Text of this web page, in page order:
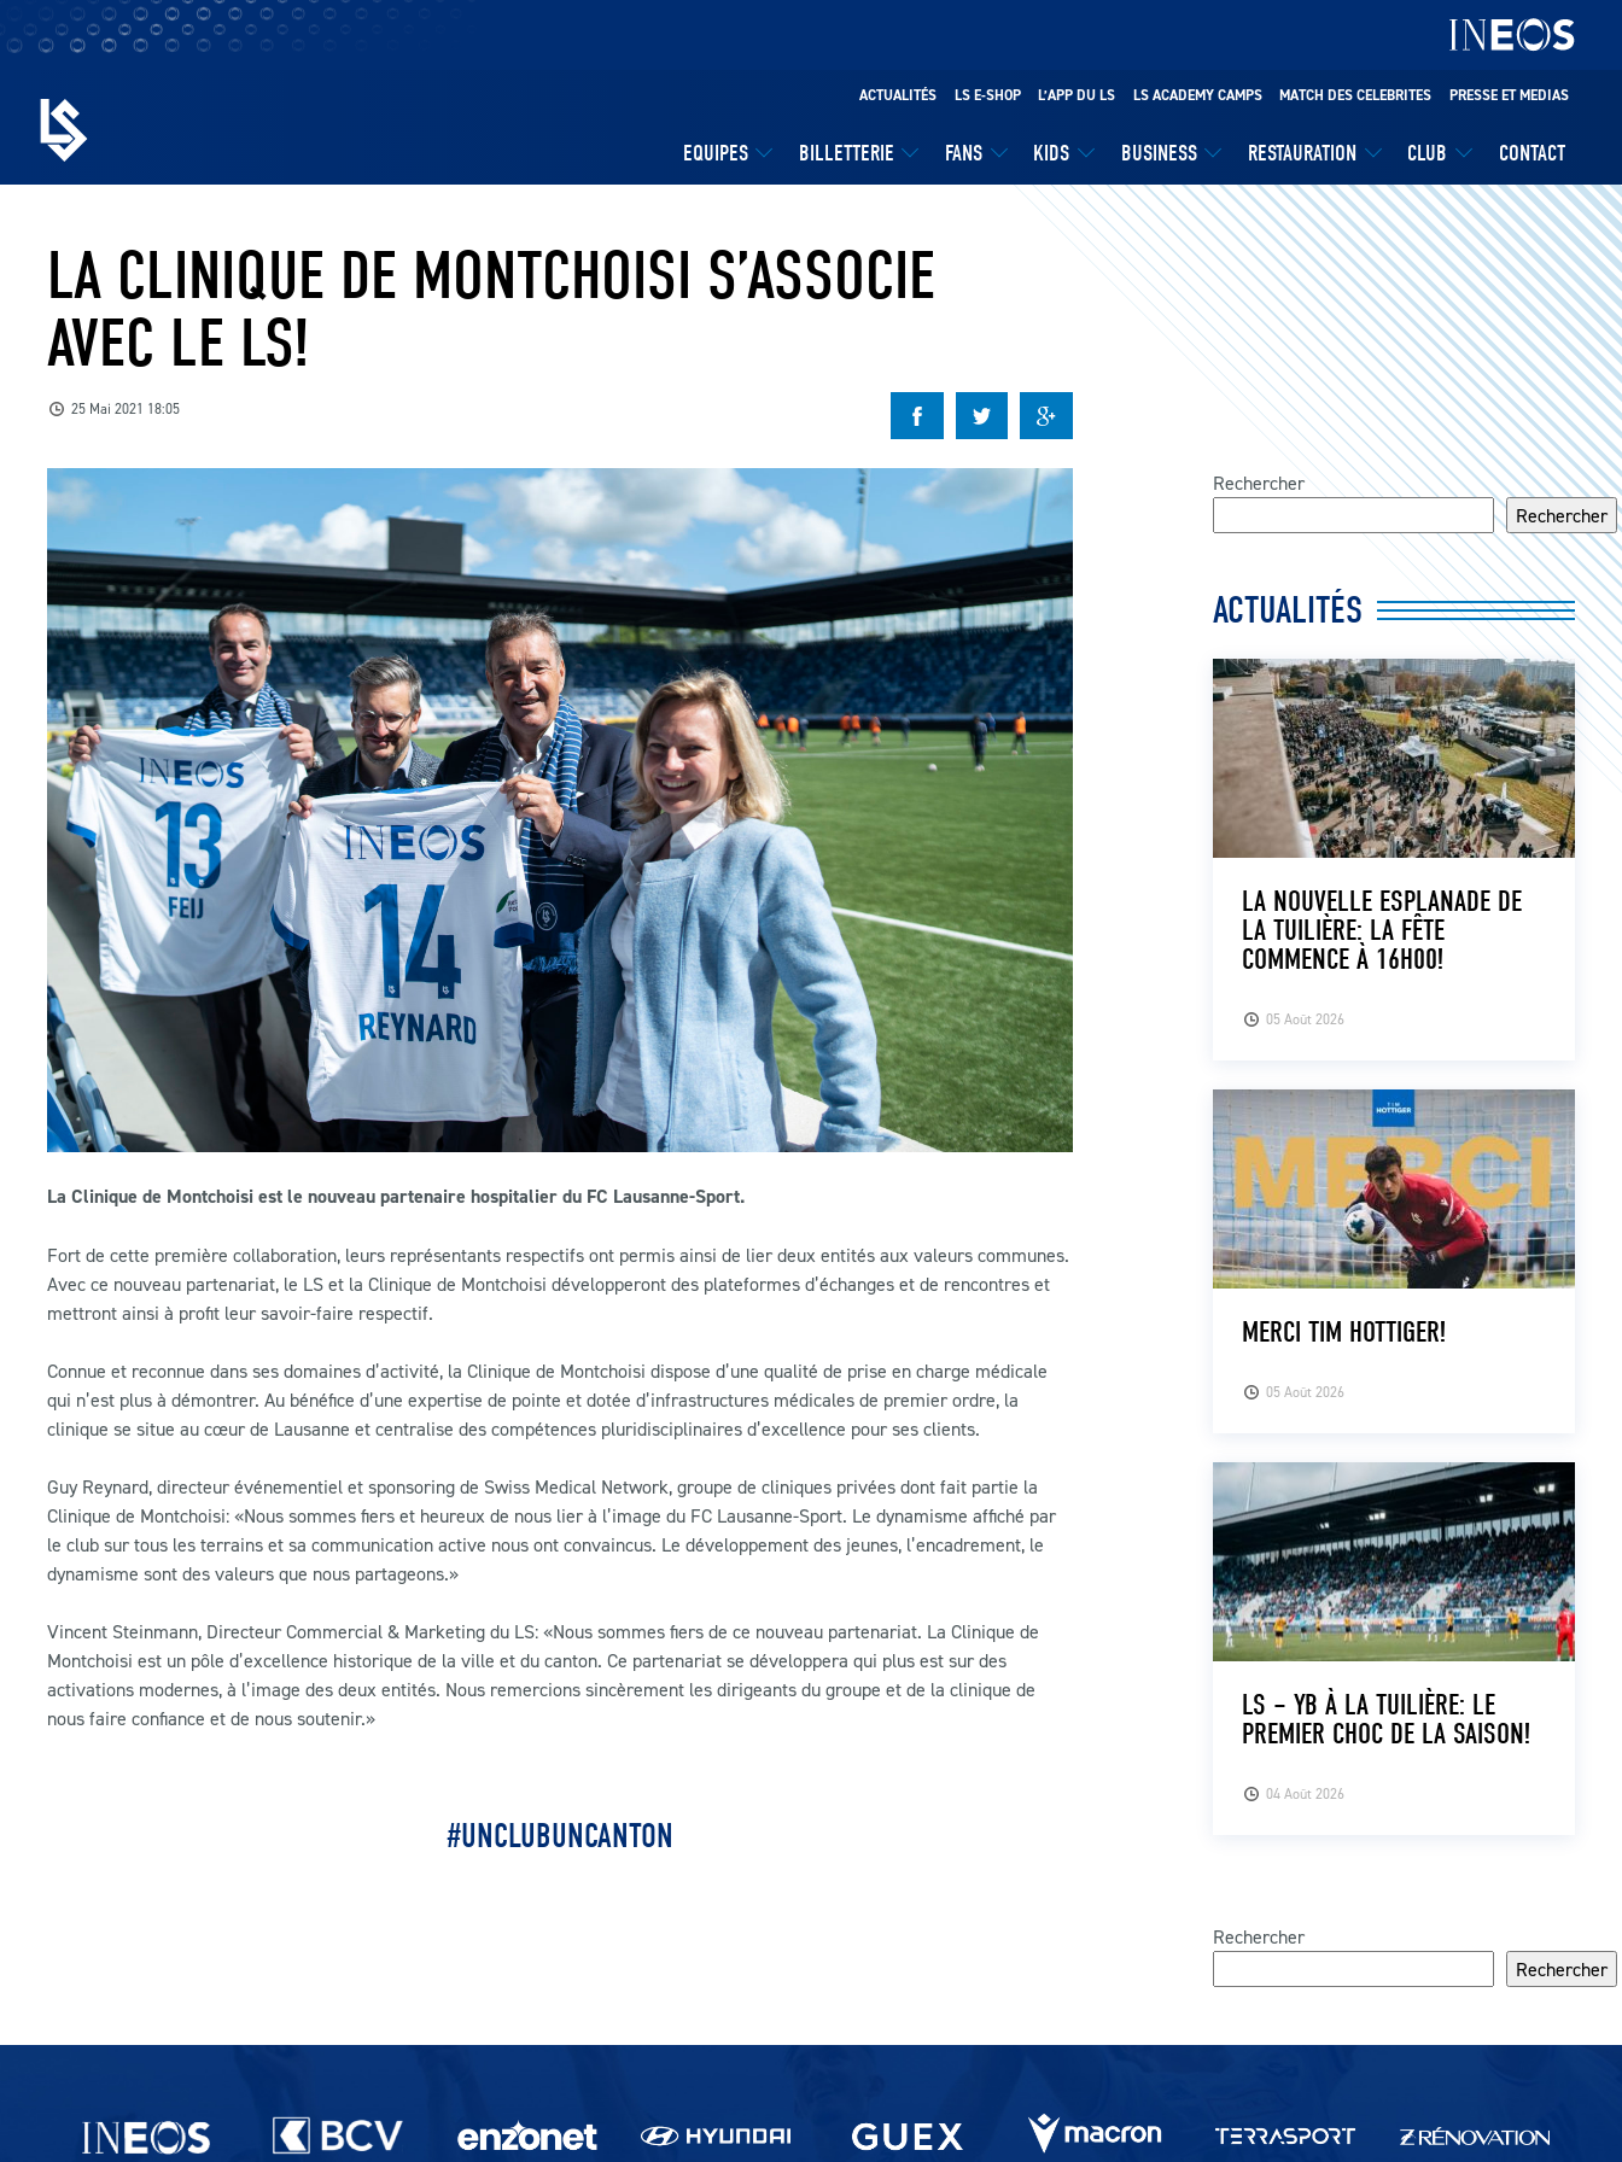
EQUIPES BILLETTERIE FANS KIDS BUSINESS RESTAURATION CLUB CONTACT
ACTUALITÉS LS E-SHOP L’APP DU LS LS ACADEMY CAMPS MATCH DES CELEBRITES PRESSE ET MEDIAS
LA CLINIQUE DE MONTCHOISI S’ASSOCIE
AVEC LE LS!
25 Mai 2021 18:05
La Clinique de Montchoisi est le nouveau partenaire hospitalier du FC Lausanne-Sport.
Fort de cette première collaboration, leurs représentants respectifs ont permis ainsi de lier deux entités aux valeurs communes.
Avec ce nouveau partenariat, le LS et la Clinique de Montchoisi développeront des plateformes d’échanges et de rencontres et
mettront ainsi à profit leur savoir-faire respectif.
Connue et reconnue dans ses domaines d’activité, la Clinique de Montchoisi dispose d’une qualité de prise en charge médicale
qui n’est plus à démontrer. Au bénéfice d’une expertise de pointe et dotée d’infrastructures médicales de premier ordre, la
clinique se situe au cœur de Lausanne et centralise des compétences pluridisciplinaires d’excellence pour ses clients.
Guy Reynard, directeur événementiel et sponsoring de Swiss Medical Network, groupe de cliniques privées dont fait partie la
Clinique de Montchoisi: «Nous sommes fiers et heureux de nous lier à l’image du FC Lausanne-Sport. Le dynamisme affiché par
le club sur tous les terrains et sa communication active nous ont convaincus. Le développement des jeunes, l’encadrement, le
dynamisme sont des valeurs que nous partageons.»
Vincent Steinmann, Directeur Commercial & Marketing du LS: «Nous sommes fiers de ce nouveau partenariat. La Clinique de
Montchoisi est un pôle d’excellence historique de la ville et du canton. Ce partenariat se développera qui plus est sur des
activations modernes, à l’image des deux entités. Nous remercions sincèrement les dirigeants du groupe et de la clinique de
nous faire confiance et de nous soutenir.»
#UNCLUBUNCANTON
Rechercher
Rechercher
ACTUALITÉS
05 Août 2026
LA NOUVELLE ESPLANADE DE
LA TUILIÈRE: LA FÊTE
COMMENCE À 16H00!
05 Août 2026
MERCI TIM HOTTIGER!
04 Août 2026
LS – YB À LA TUILIÈRE: LE
PREMIER CHOC DE LA SAISON!
Rechercher
Rechercher
Partenaires du lausanne-Sport